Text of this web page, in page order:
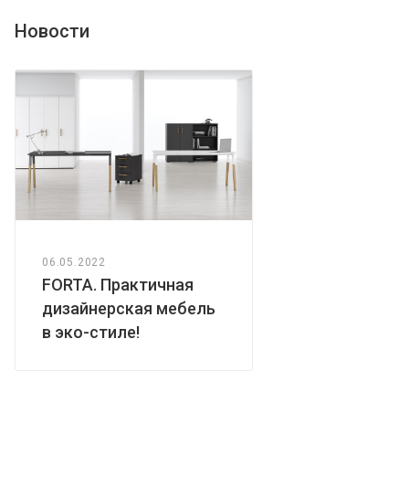
Новости
06.05.2022
FORTA. Практичная
дизайнерская мебель
в эко-стиле!